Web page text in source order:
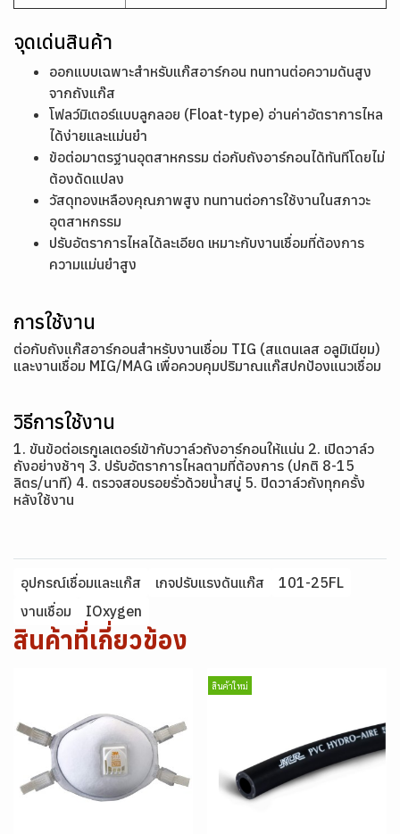
จุดเด่นสินค้า
ออกแบบเฉพาะสำหรับแก๊สอาร์กอน ทนทานต่อความดันสูง
จากถังแก๊ส
โฟลว์มิเตอร์แบบลูกลอย (Float-type) อ่านค่าอัตราการไหล
ได้ง่ายและแม่นยำ
ข้อต่อมาตรฐานอุตสาหกรรม ต่อกับถังอาร์กอนได้ทันทีโดยไม่
ต้องดัดแปลง
วัสดุทองเหลืองคุณภาพสูง ทนทานต่อการใช้งานในสภาวะ
อุตสาหกรรม
ปรับอัตราการไหลได้ละเอียด เหมาะกับงานเชื่อมที่ต้องการ
ความแม่นยำสูง
การใช้งาน
ต่อกับถังแก๊สอาร์กอนสำหรับงานเชื่อม TIG (สแตนเลส อลูมิเนียม)
และงานเชื่อม MIG/MAG เพื่อควบคุมปริมาณแก๊สปกป้องแนวเชื่อม
วิธีการใช้งาน
1. ขันข้อต่อเรกูเลเตอร์เข้ากับวาล์วถังอาร์กอนให้แน่น 2. เปิดวาล์ว
ถังอย่างช้าๆ 3. ปรับอัตราการไหลตามที่ต้องการ (ปกติ 8-15
ลิตร/นาที) 4. ตรวจสอบรอยรั่วด้วยน้ำสบู่ 5. ปิดวาล์วถังทุกครั้ง
หลังใช้งาน
อุปกรณ์เชื่อมและแก๊ส เกจปรับแรงดันแก๊ส
101-25FL
งานเชื่อม
IOxygen
สินค้าที่เกี่ยวข้อง
สินค้าใหม่